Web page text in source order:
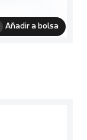
Añadir a bolsa